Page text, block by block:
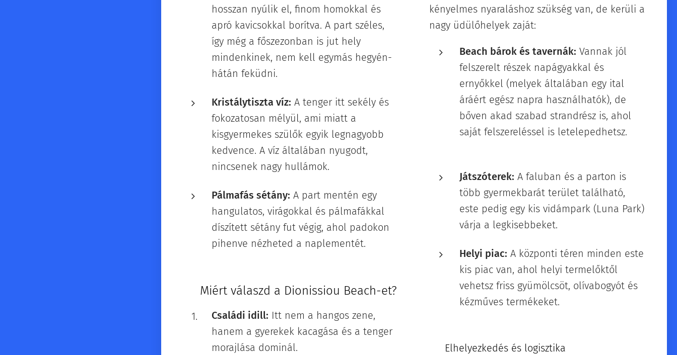
hosszan nyúlik el, finom homokkal és
apró kavicsokkal borítva. A part széles,
így még a főszezonban is jut hely
mindenkinek, nem kell egymás hegyén-
hátán feküdni. 🏖️
Kristálytiszta víz: A tenger itt sekély és
fokozatosan mélyül, ami miatt a
kisgyermekes szülők egyik legnagyobb
kedvence. A víz általában nyugodt,
nincsenek nagy hullámok. 🌊💙
Pálmafás sétány: A part mentén egy
hangulatos, virágokkal és pálmafákkal
díszített sétány fut végig, ahol padokon
pihenve nézheted a naplementét.
Miért válaszd a Dionissiou Beach-et?
Családi idill: Itt nem a hangos zene,
hanem a gyerekek kacagása és a tenger
morajlása dominál.
kényelmes nyaraláshoz szükség van, de kerüli a
nagy üdülőhelyek zaját:
Beach bárok és tavernák: Vannak jól
felszerelt részek napágyakkal és
ernyőkkel (melyek általában egy ital
áráért egész napra használhatók), de
bőven akad szabad strandrész is, ahol
saját felszereléssel is letelepedhetsz. 🍹
Játszóterek: A faluban és a parton is
több gyermekbarát terület található,
este pedig egy kis vidámpark (Luna Park)
várja a legkisebbeket. 🎡👶
Helyi piac: A központi téren minden este
kis piac van, ahol helyi termelőktől
vehetsz friss gyümölcsöt, olívabogyót és
kézműves termékeket.
Elhelyezkedés és logisztika